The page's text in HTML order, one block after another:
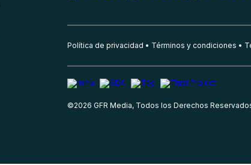
Política de privacidad Términos y condiciones
©2026 GFR Media, Todos los Derechos